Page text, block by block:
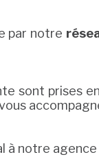
par notre
sont prises
à notre